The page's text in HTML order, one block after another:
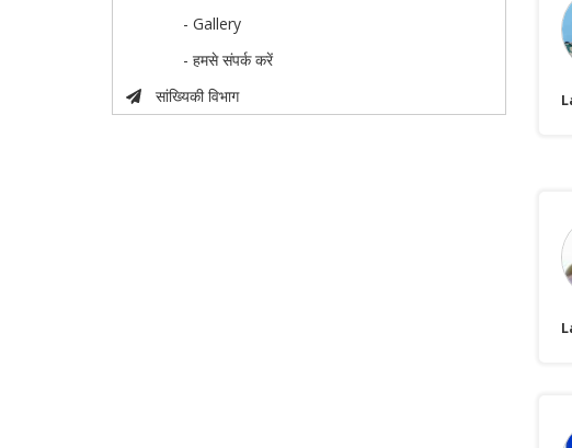
- Gallery
- हमसे संपर्क करें
सांख्यिकी विभाग